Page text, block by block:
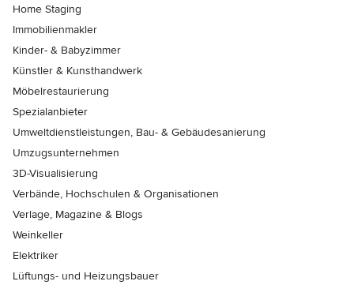
Home Staging
Immobilienmakler
Kinder- & Babyzimmer
Künstler & Kunsthandwerk
Möbelrestaurierung
Spezialanbieter
Umweltdienstleistungen, Bau- & Gebäudesanierung
Umzugsunternehmen
3D-Visualisierung
Verbände, Hochschulen & Organisationen
Verlage, Magazine & Blogs
Weinkeller
Elektriker
Lüftungs- und Heizungsbauer